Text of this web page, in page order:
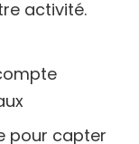
activité.
pour capter